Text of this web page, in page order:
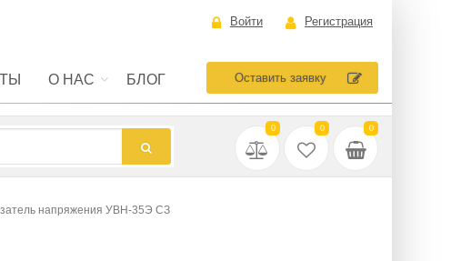
Войти Регистрация
О НАС БЛОГ Оставить заявку
0 0 0
напряжения УВН-35Э СЗ